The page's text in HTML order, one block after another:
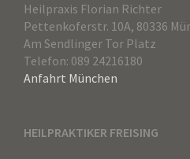
Heilpraxis Florian Richter
Pettenkoferstr. 10A, 80336
Am Sendlinger Tor Platz
Telefon: 089 24216180
Anfahrt München
HEILPRAKTIKER FREISING